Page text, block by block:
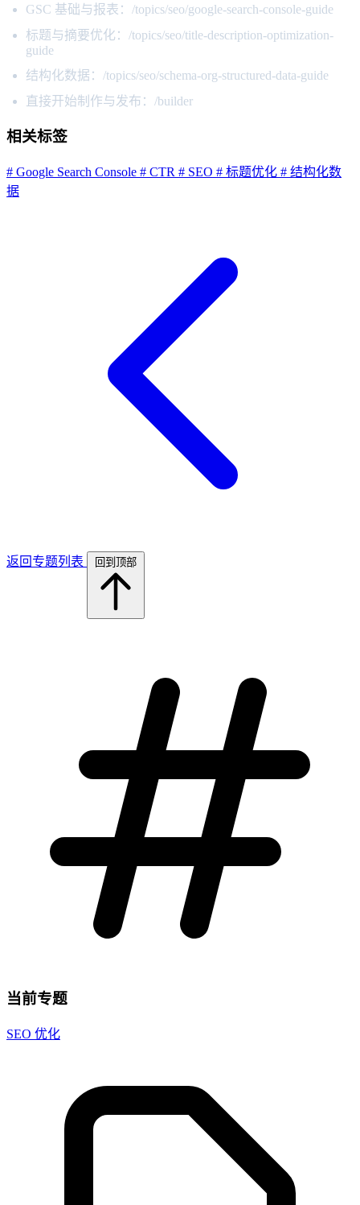
GSC 基础与报表：/topics/seo/google-search-console-guide
标题与摘要优化：/topics/seo/title-description-optimization-
guide
结构化数据：/topics/seo/schema-org-structured-data-guide
直接开始制作与发布：/builder
相关标签
# Google Search Console # CTR # SEO # 标题优化 # 结构化数
据
返回专题列表
当前专题
SEO 优化